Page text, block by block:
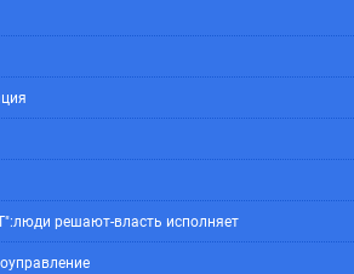
решают-власть исполняет